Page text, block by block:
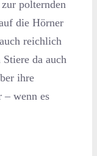
polternden
die Hörner
reichlich
da auch
ihre
– wenn es